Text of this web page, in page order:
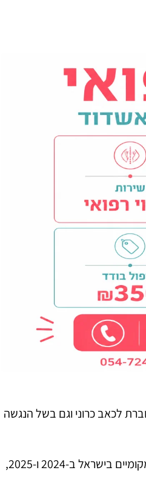
לכאב כרוני וגם בשל הנגשה
מתוך עבודה יומיומית בקליניקה ועם נתונים שנאספו מסקרי שוק מקומיים בישראל ב-2024 ו-2025,